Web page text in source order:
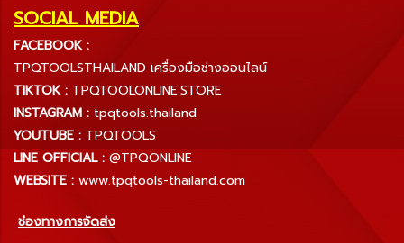
SOCIAL MEDIA
FACEBOOK :
TPQTOOLSTHAILAND เครื่องมือช่างออนไลน์
TIKTOK : TPQTOOLONLINE.STORE
INSTAGRAM : tpqtools.thailand
YOUTUBE : TPQTOOLS
LINE OFFICIAL : @TPQONLINE
WEBSITE : www.tpqtools-thailand.com
ช่องทางการจัดส่ง